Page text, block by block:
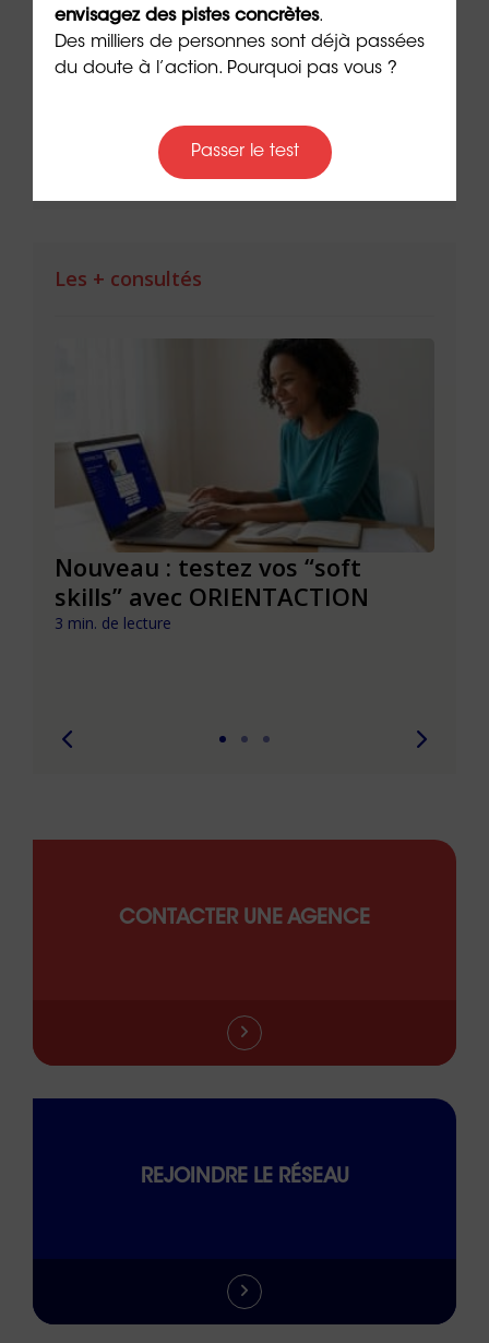
Réussir sa reconversion en
Les + consultés
Nouveau : testez vos “soft
skills” avec ORIENTACTION
3 min. de lecture
CONTACTER UNE AGENCE
REJOINDRE LE RÉSEAU
envisagez des pistes concrètes.
Des milliers de personnes sont déjà passées
du doute à l’action. Pourquoi pas vous ?
Passer le test